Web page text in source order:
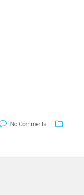
No Comments